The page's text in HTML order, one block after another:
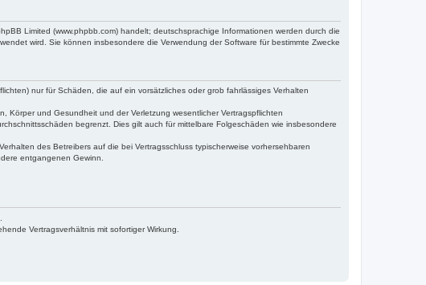
Limited (www.phpbb.com) handelt; deutschsprachige Informationen werden durch die
wird. Sie können insbesondere die Verwendung der Software für bestimmte Zwecke
nur für Schäden, die auf ein vorsätzliches oder grob fahrlässiges Verhalten
Körper und Gesundheit und der Verletzung wesentlicher Vertragspflichten
begrenzt. Dies gilt auch für mittelbare Folgeschäden wie insbesondere
des Betreibers auf die bei Vertragsschluss typischerweise vorhersehbaren
entgangenen Gewinn.
Vertragsverhältnis mit sofortiger Wirkung.